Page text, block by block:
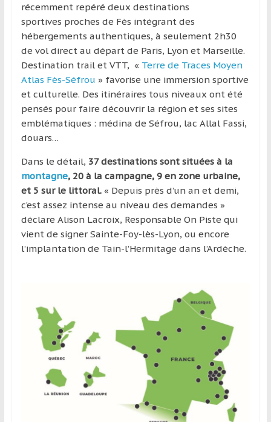
récemment repéré deux destinations
sportives proches de Fès intégrant des
hébergements authentiques, à seulement 2h30
de vol direct au départ de Paris, Lyon et Marseille.
Destination trail et VTT, « Terre de Traces Moyen
Atlas Fès-Séfrou » favorise une immersion sportive
et culturelle. Des itinéraires tous niveaux ont été
pensés pour faire découvrir la région et ses sites
emblématiques : médina de Séfrou, lac Allal Fassi,
douars…
Dans le détail, 37 destinations sont situées à la
montagne, 20 à la campagne, 9 en zone urbaine,
et 5 sur le littoral. « Depuis près d’un an et demi,
c’est assez intense au niveau des demandes »
déclare Alison Lacroix, Responsable On Piste qui
vient de signer Sainte-Foy-lès-Lyon, ou encore
l’implantation de Tain-l’Hermitage dans l’Ardèche.